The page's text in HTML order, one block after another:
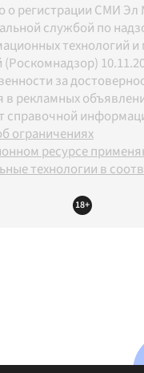
о регистрации СМИ
службой по
технологий и
за
рекламных
справочной
ограничениях
ресурсе
технологии в
18+